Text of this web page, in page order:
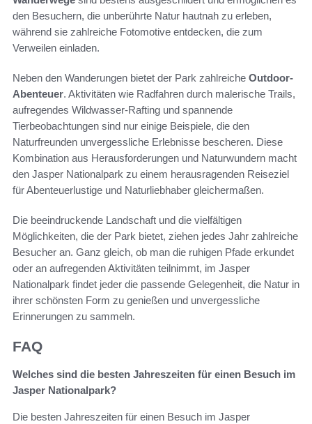
den Besuchern, die unberührte Natur hautnah zu erleben,
während sie zahlreiche Fotomotive entdecken, die zum
Verweilen einladen.
Neben den Wanderungen bietet der Park zahlreiche Outdoor-
Abenteuer. Aktivitäten wie Radfahren durch malerische Trails,
aufregendes Wildwasser-Rafting und spannende
Tierbeobachtungen sind nur einige Beispiele, die den
Naturfreunden unvergessliche Erlebnisse bescheren. Diese
Kombination aus Herausforderungen und Naturwundern macht
den Jasper Nationalpark zu einem herausragenden Reiseziel
für Abenteuerlustige und Naturliebhaber gleichermaßen.
Die beeindruckende Landschaft und die vielfältigen
Möglichkeiten, die der Park bietet, ziehen jedes Jahr zahlreiche
Besucher an. Ganz gleich, ob man die ruhigen Pfade erkundet
oder an aufregenden Aktivitäten teilnimmt, im Jasper
Nationalpark findet jeder die passende Gelegenheit, die Natur in
ihrer schönsten Form zu genießen und unvergessliche
Erinnerungen zu sammeln.
FAQ
Welches sind die besten Jahreszeiten für einen Besuch im
Jasper Nationalpark?
Die besten Jahreszeiten für einen Besuch im Jasper